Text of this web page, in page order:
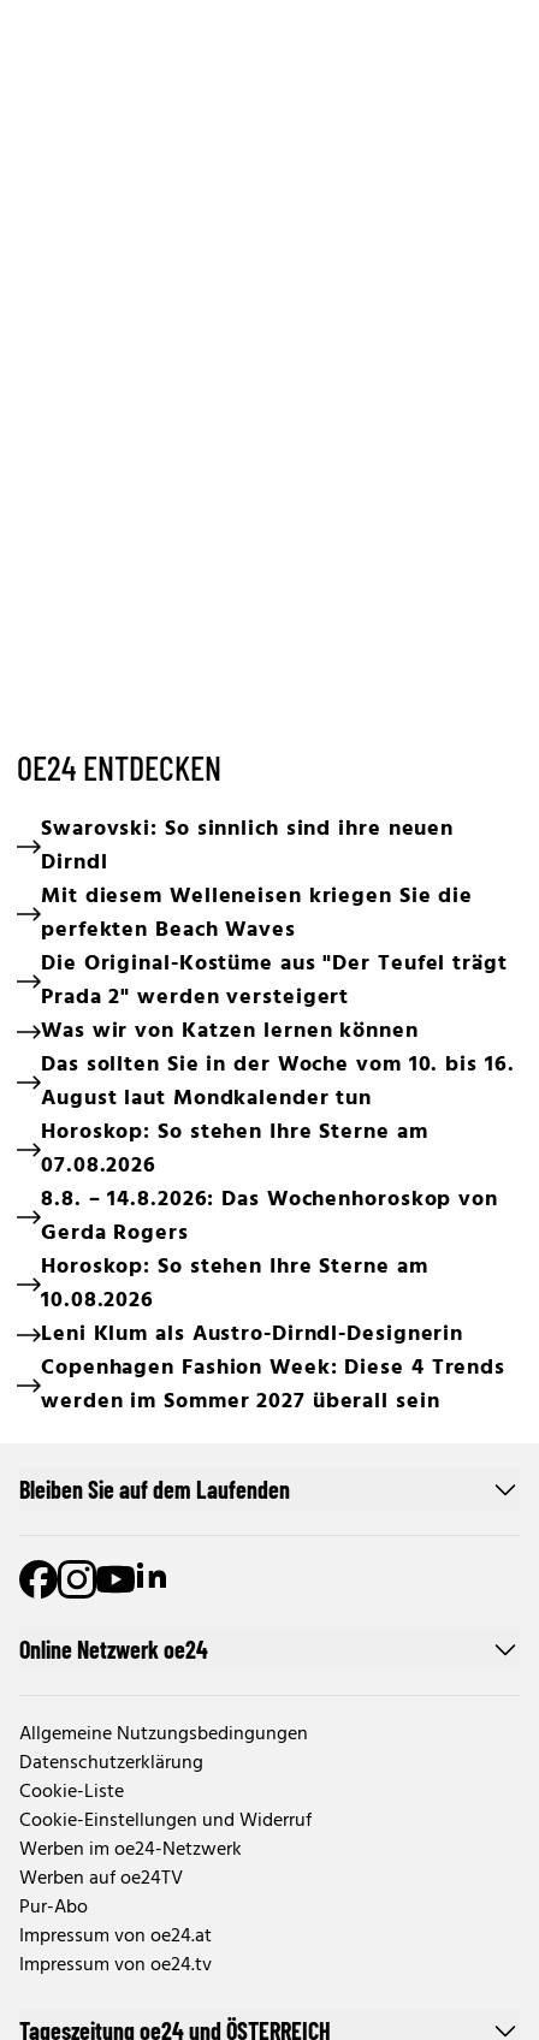
OE24 ENTDECKEN
Swarovski: So sinnlich sind ihre neuen
Dirndl
Mit diesem Welleneisen kriegen Sie die
perfekten Beach Waves
Die Original-Kostüme aus "Der Teufel trägt
Prada 2" werden versteigert
Was wir von Katzen lernen können
Das sollten Sie in der Woche vom 10. bis 16.
August laut Mondkalender tun
Horoskop: So stehen Ihre Sterne am
07.08.2026
8.8. – 14.8.2026: Das Wochenhoroskop von
Gerda Rogers
Horoskop: So stehen Ihre Sterne am
10.08.2026
Leni Klum als Austro-Dirndl-Designerin
Copenhagen Fashion Week: Diese 4 Trends
werden im Sommer 2027 überall sein
Online Netzwerk oe24
Allgemeine Nutzungsbedingungen
Datenschutzerklärung
Cookie-Liste
Cookie-Einstellungen und Widerruf
Werben im oe24-Netzwerk
Werben auf oe24TV
Pur-Abo
Impressum von oe24.at
Impressum von oe24.tv
Tageszeitung oe24 und ÖSTERREICH
Bleiben Sie auf dem Laufenden